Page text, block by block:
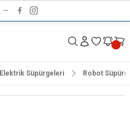
Elektrik Süpürgeleri Robot